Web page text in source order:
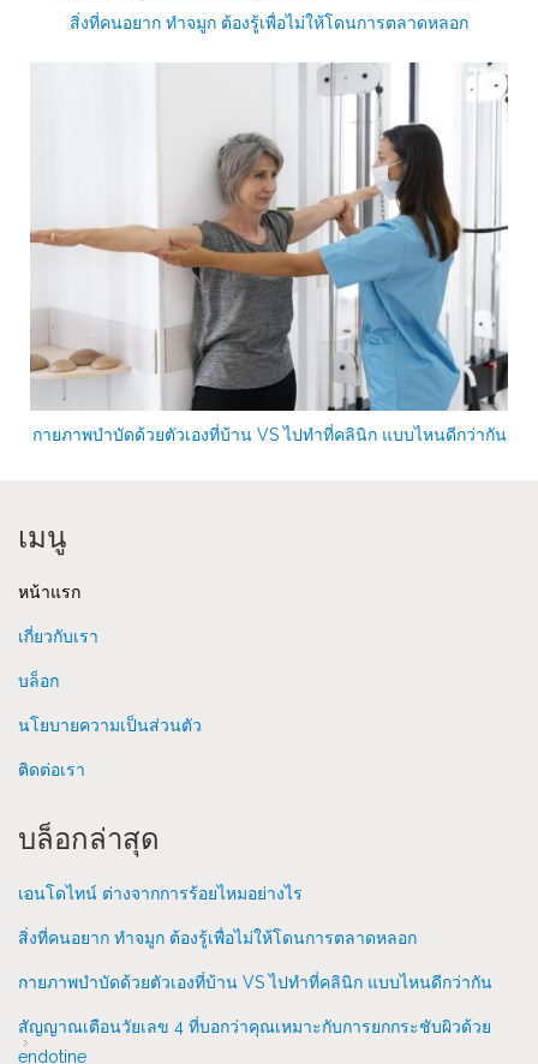
สิ่งที่คนอยาก ทำจมูก ต้องรู้เพื่อไม่ให้โดนการตลาดหลอก
กายภาพบำบัดด้วยตัวเองที่บ้าน VS ไปทำที่คลินิก แบบไหนดีกว่ากัน
เมนู
หน้าแรก
เกี่ยวกับเรา
บล็อก
นโยบายความเป็นส่วนตัว
ติดต่อเรา
บล็อกล่าสุด
เอนโดไทน์ ต่างจากการร้อยไหมอย่างไร
สิ่งที่คนอยาก ทำจมูก ต้องรู้เพื่อไม่ให้โดนการตลาดหลอก
กายภาพบำบัดด้วยตัวเองที่บ้าน VS ไปทำที่คลินิก แบบไหนดีกว่ากัน
สัญญาณเตือนวัยเลข 4 ที่บอกว่าคุณเหมาะกับการยกกระชับผิวด้วย
endotine